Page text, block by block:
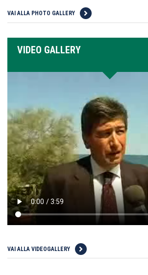
VAI ALLA PHOTO GALLERY
VIDEO GALLERY
VAI ALLA VIDEOGALLERY